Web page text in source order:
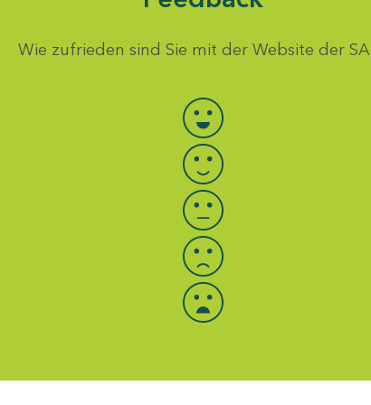
Wie zufrieden sind Sie mit der Website der
Bewertung auswählen